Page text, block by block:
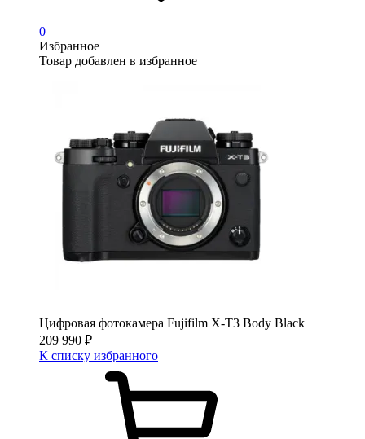
0
Избранное
Товар добавлен в избранное
Цифровая фотокамера Fujifilm X-T3 Body Black
209 990 ₽
К списку избранного